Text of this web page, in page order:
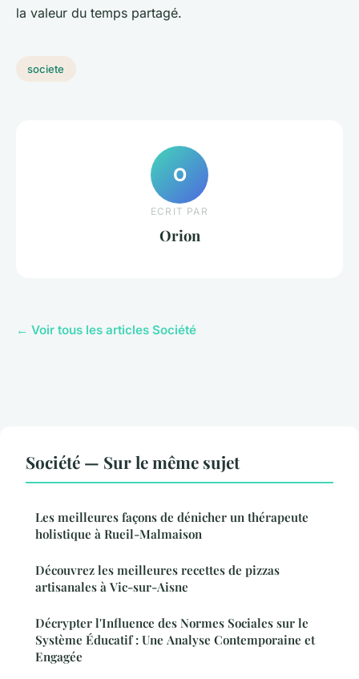
la valeur du temps partagé.
societe
O
ECRIT PAR
Orion
← Voir tous les articles Société
Société — Sur le même sujet
Les meilleures façons de dénicher un thérapeute
holistique à Rueil-Malmaison
Découvrez les meilleures recettes de pizzas
artisanales à Vic-sur-Aisne
Décrypter l'Influence des Normes Sociales sur le
Système Éducatif : Une Analyse Contemporaine et
Engagée